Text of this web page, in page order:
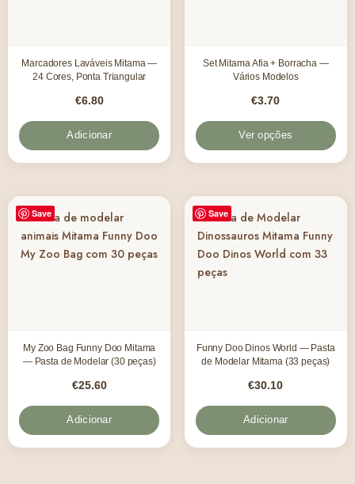
Marcadores Laváveis Mitama —
24 Cores, Ponta Triangular
€6.80
Adicionar
Set Mitama Afia + Borracha —
Vários Modelos
€3.70
Ver opções
Save
My Zoo Bag Funny Doo Mitama
— Pasta de Modelar (30 peças)
€25.60
Adicionar
Save
Funny Doo Dinos World — Pasta
de Modelar Mitama (33 peças)
€30.10
Adicionar